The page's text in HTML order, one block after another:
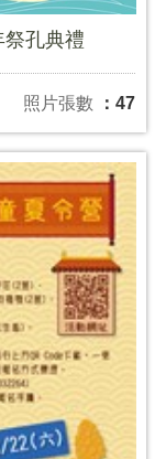
孔典禮
照片張數 ：47